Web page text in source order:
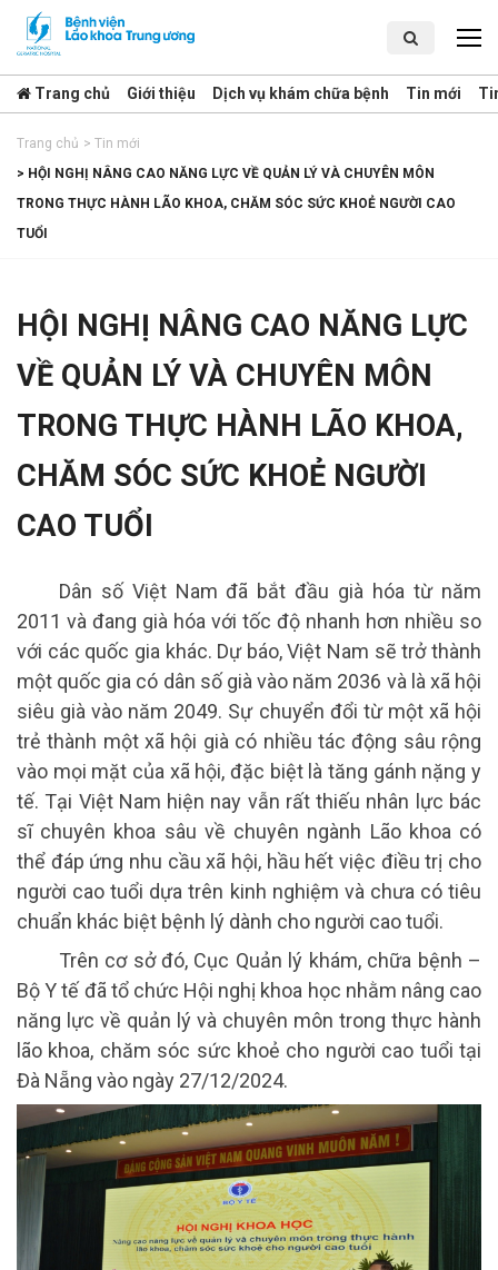
Trang chủ Giới thiệu Dịch vụ khám chữa bệnh Tin mới
Trang chủ > Tin mới
> HỘI NGHỊ NÂNG CAO NĂNG LỰC VỀ QUẢN LÝ VÀ CHUYÊN MÔN
TRONG THỰC HÀNH LÃO KHOA, CHĂM SÓC SỨC KHOẺ NGƯỜI CAO
TUỔI
HỘI NGHỊ NÂNG CAO NĂNG LỰC
VỀ QUẢN LÝ VÀ CHUYÊN MÔN
TRONG THỰC HÀNH LÃO KHOA,
CHĂM SÓC SỨC KHOẺ NGƯỜI
CAO TUỔI
Dân số Việt Nam đã bắt đầu già hóa từ năm
2011 và đang già hóa với tốc độ nhanh hơn nhiều so
với các quốc gia khác. Dự báo, Việt Nam sẽ trở thành
một quốc gia có dân số già vào năm 2036 và là xã hội
siêu già vào năm 2049. Sự chuyển đổi từ một xã hội
trẻ thành một xã hội già có nhiều tác động sâu rộng
vào mọi mặt của xã hội, đặc biệt là tăng gánh nặng y
tế. Tại Việt Nam hiện nay vẫn rất thiếu nhân lực bác
sĩ chuyên khoa sâu về chuyên ngành Lão khoa có
thể đáp ứng nhu cầu xã hội, hầu hết việc điều trị cho
người cao tuổi dựa trên kinh nghiệm và chưa có tiêu
chuẩn khác biệt bệnh lý dành cho người cao tuổi.
Trên cơ sở đó, Cục Quản lý khám, chữa bệnh –
Bộ Y tế đã tổ chức Hội nghị khoa học nhằm nâng cao
năng lực về quản lý và chuyên môn trong thực hành
lão khoa, chăm sóc sức khoẻ cho người cao tuổi tại
Đà Nẵng vào ngày 27/12/2024.